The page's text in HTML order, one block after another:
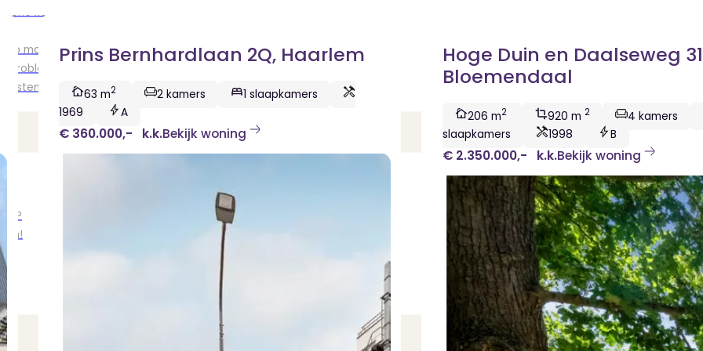
kennis...
op maat
probleem!
Prins Bernhardlaan 2Q, Haarlem
63 m2 2 kamers
1 slaapkamers
1969
A
€ 360.000,- k.k.Bekijk woning
Hoge Duin en Daalseweg
Bloemendaal
206 m2 920 m 2
4 kamers
slaapkamers
1998 B
€ 2.350.000,- k.k.Bekijk woning